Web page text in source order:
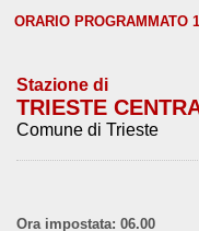
ORARIO PROGRAMMATO
Stazione di
TRIESTE
Comune di Trieste
Ora impostata: 06.00